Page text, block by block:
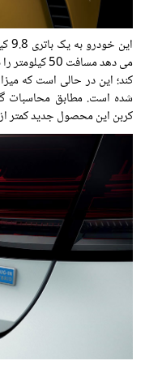
شده است. مطابق محاسبات
کربن این محصول جدید کمتر از 40 گرم در هر کیلومتر پیمایش خواهد